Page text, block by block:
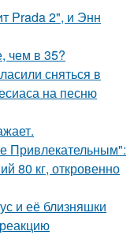
Prada 2", и Энн
чем в 35?
сняться в
на песню
Привлекательным":
80 кг, откровенно
и её близняшки